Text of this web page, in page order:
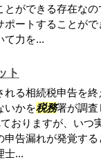
ができる存在なの
ートすることがで
て力を...
ト
れる相続税申告を
いかを税務署が調査
おりますが、いつ
告漏れが発覚す
士...